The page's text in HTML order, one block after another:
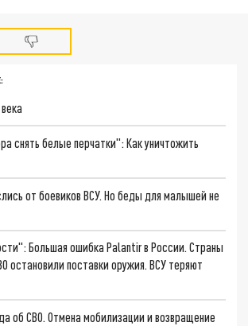
снять белые перчатки": Как уничтожить
от боевиков ВСУ. Но беды для малышей не
Большая ошибка Palantir в России. Страны
остановили поставки оружия. ВСУ теряют
об СВО. Отмена мобилизации и возвращение